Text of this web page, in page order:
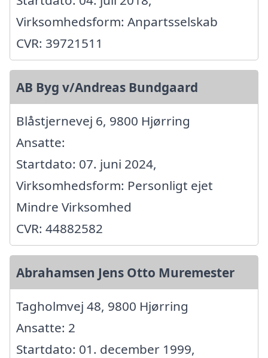
Virksomhedsform: Anpartsselskab
CVR: 39721511
AB Byg v/Andreas Bundgaard
Blåstjernevej 6, 9800 Hjørring
Ansatte:
Startdato: 07. juni 2024,
Virksomhedsform: Personligt ejet
Mindre Virksomhed
CVR: 44882582
Abrahamsen Jens Otto Muremester
Tagholmvej 48, 9800 Hjørring
Ansatte: 2
Startdato: 01. december 1999,